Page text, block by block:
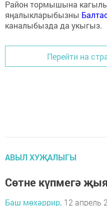
Район тормышына
яңалыкларыбызны
каналыбызда да укыгыз.
Перейти на
АВЫЛ ХУҖАЛЫГЫ
Сөтне күпмегә
Баш мөхәррир, 12 апрель